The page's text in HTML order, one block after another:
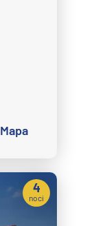
Mapa
4
noci